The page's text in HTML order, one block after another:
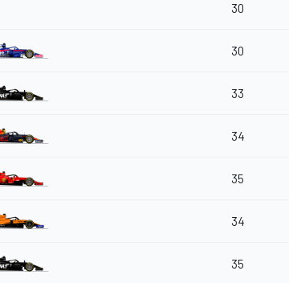
30
30
33
34
35
34
35